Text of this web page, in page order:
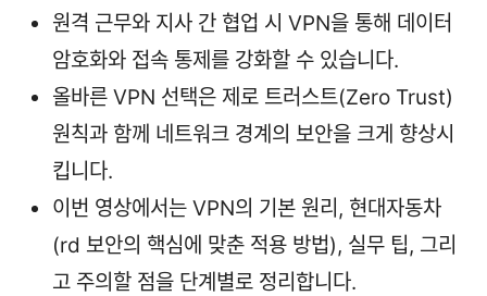
원격 근무와 지사 간 협업 시 VPN을 통해 데이터
암호화와 접속 통제를 강화할 수 있습니다.
올바른 VPN 선택은 제로 트러스트(Zero Trust)
원칙과 함께 네트워크 경계의 보안을 크게 향상시
킵니다.
이번 영상에서는 VPN의 기본 원리, 현대자동차
(rd 보안의 핵심에 맞춘 적용 방법), 실무 팁, 그리
고 주의할 점을 단계별로 정리합니다.